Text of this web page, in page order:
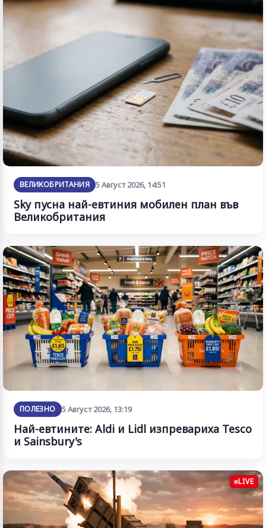
ВЕЛИКОБРИТАНИЯ 5 Август 2026, 14:51
Sky пусна най-евтиния мобилен план във
Великобритания
ПОЛЕЗНО 5 Август 2026, 13:19
Най-евтините: Aldi и Lidl изпревариха Tesco
и Sainsbury's
LIVE